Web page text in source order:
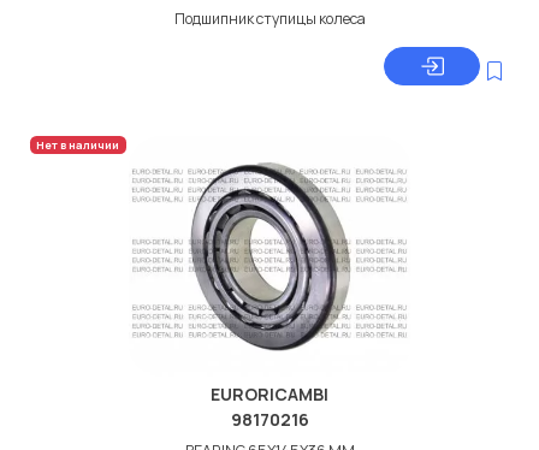
Подшипник ступицы колеса
Нет в наличии
EURORICAMBI
98170216